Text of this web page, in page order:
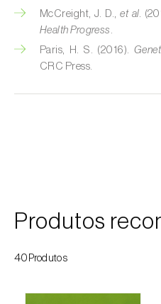
Courgette (Cucurbita
Couve (Brassica
Endívia ( Cichorium
Ervilha (
Espargo (Asparagus
McCreight, J. D.,et al.
Health Progress
Paris, H. S. (2016).
CRC Press.
Produtos
40Produtos